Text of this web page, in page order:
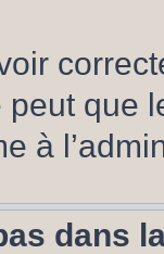
peut que
à
dans